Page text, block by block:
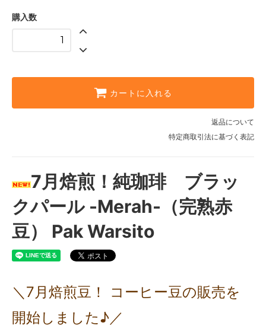
購入数
カートに入れる
返品について
特定商取引法に基づく表記
7月焙煎！純珈琲 ブラッ
クパール -Merah-（完熟赤
豆） Pak Warsito
＼7月焙煎豆！ コーヒー豆の販売を
開始しました♪／